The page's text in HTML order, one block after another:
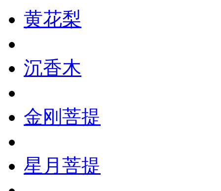
黄花梨
沉香木
金刚菩提
星月菩提